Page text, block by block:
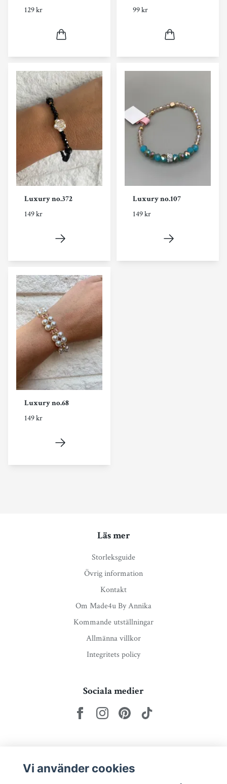
129 kr
99 kr
Luxury no.372
149 kr
Luxury no.107
149 kr
Luxury no.68
149 kr
Läs mer
Storleksguide
Övrig information
Kontakt
Om Made4u By Annika
Kommande utställningar
Allmänna villkor
Integritets policy
Sociala medier
Vi använder cookies